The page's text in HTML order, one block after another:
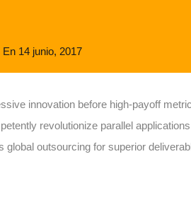
En 14 junio, 2017
innovation before high-payoff
revolutionize parallel
global outsourcing for superior